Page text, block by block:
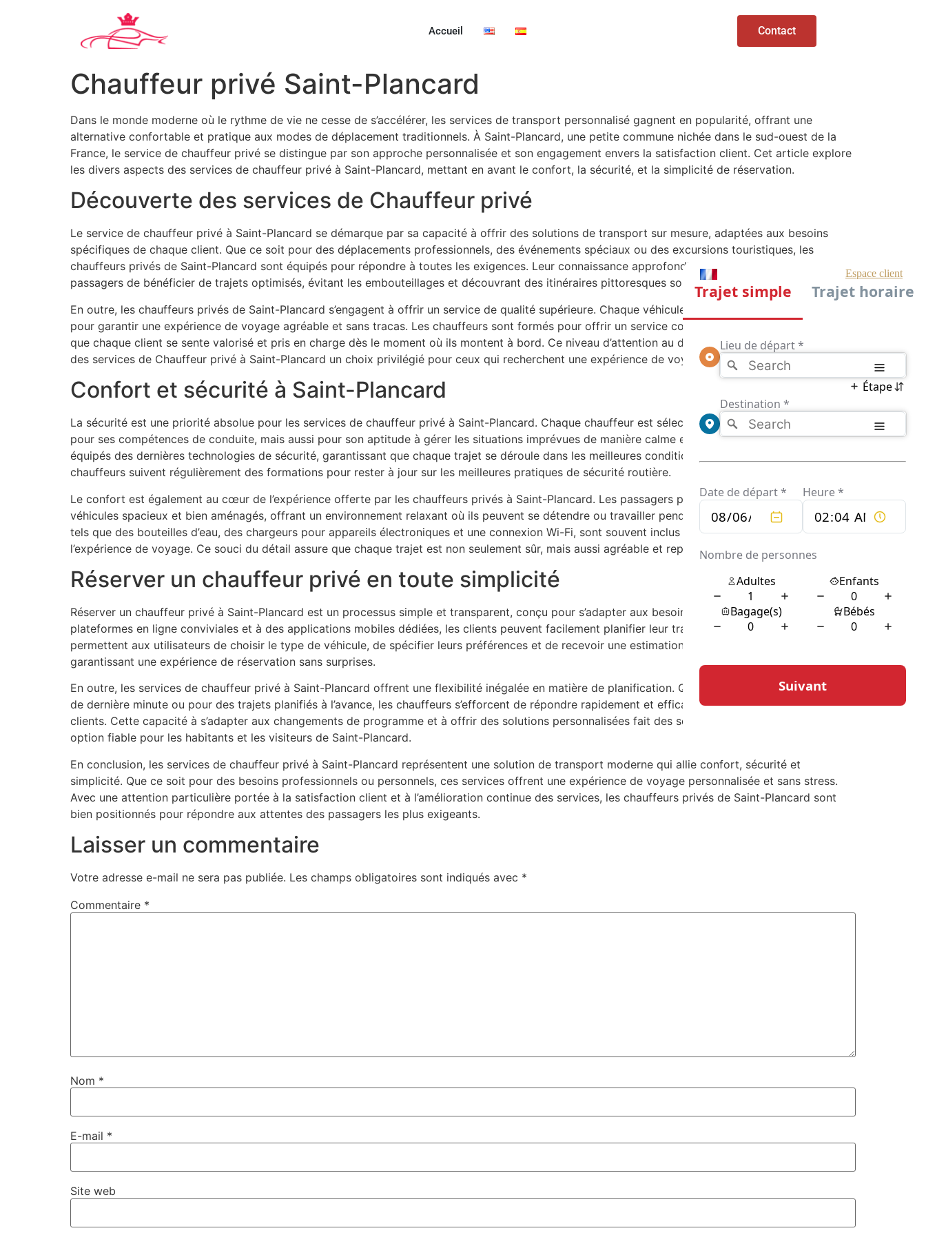
Accueil Contact
Chauffeur privé Saint-Plancard
Dans le monde moderne où le rythme de vie ne cesse de s’accélérer, les services de transport personnalisé gagnent en popularité, offrant une
alternative confortable et pratique aux modes de déplacement traditionnels. À Saint-Plancard, une petite commune nichée dans le sud-ouest de la
France, le service de chauffeur privé se distingue par son approche personnalisée et son engagement envers la satisfaction client. Cet article explore
les divers aspects des services de chauffeur privé à Saint-Plancard, mettant en avant le confort, la sécurité, et la simplicité de réservation.
Découverte des services de Chauffeur privé
Le service de chauffeur privé à Saint-Plancard se démarque par sa capacité à offrir des solutions de transport sur mesure, adaptées aux besoins
spécifiques de chaque client. Que ce soit pour des déplacements professionnels, des événements spéciaux ou des excursions touristiques, les
chauffeurs privés de Saint-Plancard sont équipés pour répondre à toutes les exigences. Leur connaissance approfondie de la région permet aux
passagers de bénéficier de trajets optimisés, évitant les embouteillages et découvrant des itinéraires pittoresques souvent méconnus.
En outre, les chauffeurs privés de Saint-Plancard s’engagent à offrir un service de qualité supérieure. Chaque véhicule est soigneusement entretenu
pour garantir une expérience de voyage agréable et sans tracas. Les chauffeurs sont formés pour offrir un service courtois et professionnel, assurant
que chaque client se sente valorisé et pris en charge dès le moment où ils montent à bord. Ce niveau d’attention au détail et de personnalisation fait
des services de Chauffeur privé à Saint-Plancard un choix privilégié pour ceux qui recherchent une expérience de voyage unique et sans stress.
Confort et sécurité à Saint-Plancard
La sécurité est une priorité absolue pour les services de chauffeur privé à Saint-Plancard. Chaque chauffeur est sélectionné avec soin, non seulement
pour ses compétences de conduite, mais aussi pour son aptitude à gérer les situations imprévues de manière calme et efficace. Les véhicules sont
équipés des dernières technologies de sécurité, garantissant que chaque trajet se déroule dans les meilleures conditions possibles. De plus, les
chauffeurs suivent régulièrement des formations pour rester à jour sur les meilleures pratiques de sécurité routière.
Le confort est également au cœur de l’expérience offerte par les chauffeurs privés à Saint-Plancard. Les passagers peuvent s’attendre à des
véhicules spacieux et bien aménagés, offrant un environnement relaxant où ils peuvent se détendre ou travailler pendant le trajet. Les petits détails,
tels que des bouteilles d’eau, des chargeurs pour appareils électroniques et une connexion Wi-Fi, sont souvent inclus pour améliorer encore plus
l’expérience de voyage. Ce souci du détail assure que chaque trajet est non seulement sûr, mais aussi agréable et reposant.
Réserver un chauffeur privé en toute simplicité
Réserver un chauffeur privé à Saint-Plancard est un processus simple et transparent, conçu pour s’adapter aux besoins de chaque client. Grâce à des
plateformes en ligne conviviales et à des applications mobiles dédiées, les clients peuvent facilement planifier leur trajet en quelques clics. Ces outils
permettent aux utilisateurs de choisir le type de véhicule, de spécifier leurs préférences et de recevoir une estimation de prix instantanée,
garantissant une expérience de réservation sans surprises.
En outre, les services de chauffeur privé à Saint-Plancard offrent une flexibilité inégalée en matière de planification. Que ce soit pour des réservations
de dernière minute ou pour des trajets planifiés à l’avance, les chauffeurs s’efforcent de répondre rapidement et efficacement aux demandes des
clients. Cette capacité à s’adapter aux changements de programme et à offrir des solutions personnalisées fait des services de chauffeur privé une
option fiable pour les habitants et les visiteurs de Saint-Plancard.
En conclusion, les services de chauffeur privé à Saint-Plancard représentent une solution de transport moderne qui allie confort, sécurité et
simplicité. Que ce soit pour des besoins professionnels ou personnels, ces services offrent une expérience de voyage personnalisée et sans stress.
Avec une attention particulière portée à la satisfaction client et à l’amélioration continue des services, les chauffeurs privés de Saint-Plancard sont
bien positionnés pour répondre aux attentes des passagers les plus exigeants.
Laisser un commentaire
Votre adresse e-mail ne sera pas publiée. Les champs obligatoires sont indiqués avec *
Commentaire *
Nom *
E-mail *
Site web